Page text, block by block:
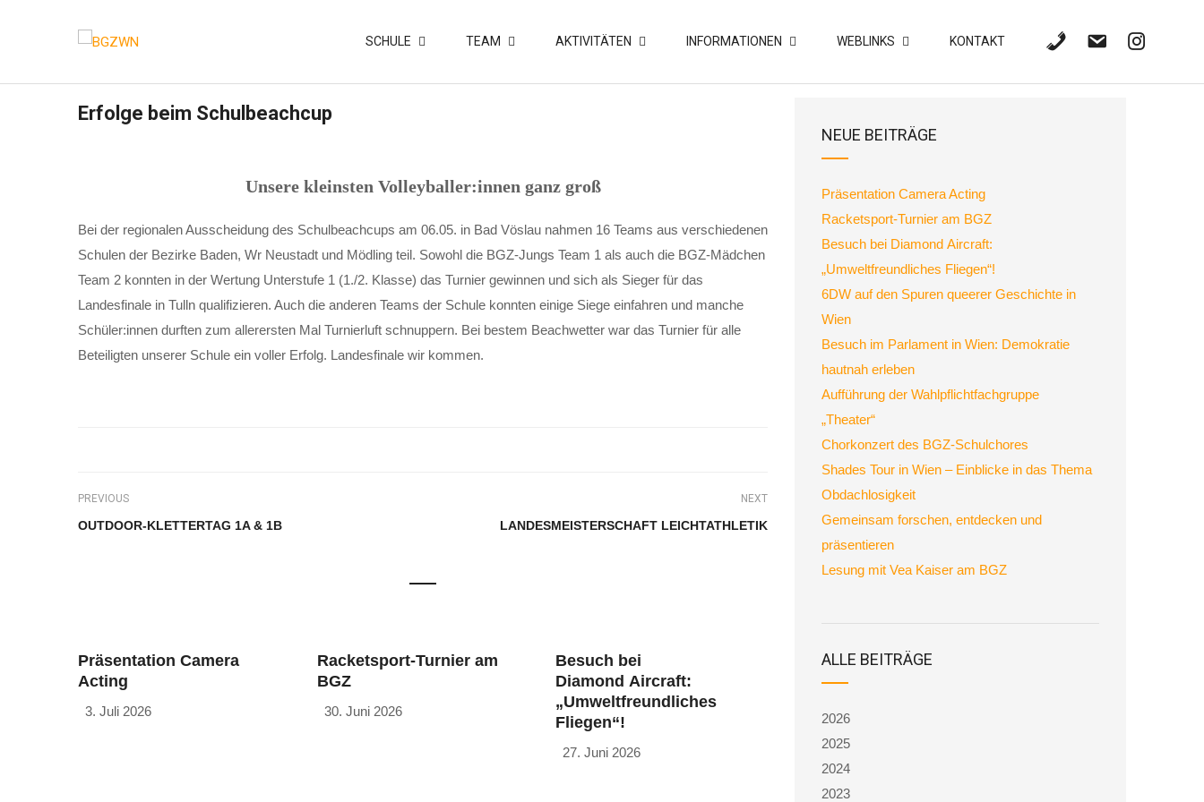
SCHULE TEAM AKTIVITÄTEN INFORMATIONEN WEBLINKS KONTAKT
Erfolge beim Schulbeachcup
Unsere kleinsten Volleyballer:innen ganz groß
Bei der regionalen Ausscheidung des Schulbeachcups am 06.05. in Bad Vöslau nahmen 16 Teams aus verschiedenen
Schulen der Bezirke Baden, Wr Neustadt und Mödling teil. Sowohl die BGZ-Jungs Team 1 als auch die BGZ-Mädchen
Team 2 konnten in der Wertung Unterstufe 1 (1./2. Klasse) das Turnier gewinnen und sich als Sieger für das
Landesfinale in Tulln qualifizieren. Auch die anderen Teams der Schule konnten einige Siege einfahren und manche
Schüler:innen durften zum allerersten Mal Turnierluft schnuppern. Bei bestem Beachwetter war das Turnier für alle
Beteiligten unserer Schule ein voller Erfolg. Landesfinale wir kommen.
PREVIOUS
OUTDOOR-KLETTERTAG 1A & 1B
NEXT
LANDESMEISTERSCHAFT LEICHTATHLETIK
Präsentation Camera
Acting
3. Juli 2026
Racketsport-Turnier am
BGZ
30. Juni 2026
Besuch bei
Diamond Aircraft:
„Umweltfreundliches
Fliegen“!
27. Juni 2026
NEUE BEITRÄGE
Präsentation Camera Acting
Racketsport-Turnier am BGZ
Besuch bei Diamond Aircraft:
„Umweltfreundliches Fliegen“!
6DW auf den Spuren queerer Geschichte in
Wien
Besuch im Parlament in Wien: Demokratie
hautnah erleben
Aufführung der Wahlpflichtfachgruppe
„Theater“
Chorkonzert des BGZ-Schulchores
Shades Tour in Wien – Einblicke in das Thema
Obdachlosigkeit
Gemeinsam forschen, entdecken und
präsentieren
Lesung mit Vea Kaiser am BGZ
ALLE BEITRÄGE
2026
2025
2024
2023